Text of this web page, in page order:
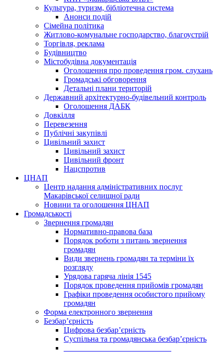
Культура, туризм, бібліотечна система
Анонси подій
Сімейна політика
Житлово-комунальне господарство, благоустрій
Торгівля, реклама
Будівництво
Містобудівна документація
Оголошення про проведення гром. слухань
Громадські обговорення
Детальні плани територій
Державний архітектурно-будівельний контроль
Оголошення ДАБК
Довкілля
Перевезення
Публічні закупівлі
Цивільний захист
Цивільний захист
Цивільний фронт
Нацспротив
ЦНАП
Центр надання адміністративних послуг
Макарівської селищної ради
Новини та оголошення ЦНАП
Громадськості
Звернення громадян
Нормативно-правова база
Порядок роботи з питань звернення
громадян
Види звернень громадян та терміни їх
розгляду
Урядова гаряча лінія 1545
Порядок проведення прийомів громадян
Графіки проведення особистого прийому
громадян
Форма електронного звернення
Безбар’єрність
Цифрова безбар’єрність
Суспільна та громадянська безбар’єрність